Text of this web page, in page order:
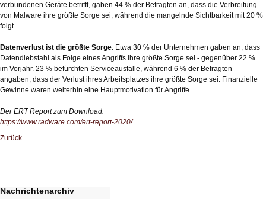
verbundenen Geräte betrifft, gaben 44 % der Befragten an, dass die Verbreitung
von Malware ihre größte Sorge sei, während die mangelnde Sichtbarkeit mit 20 %
folgt.
Datenverlust ist die größte Sorge: Etwa 30 % der Unternehmen gaben an, dass
Datendiebstahl als Folge eines Angriffs ihre größte Sorge sei - gegenüber 22 %
im Vorjahr. 23 % befürchten Serviceausfälle, während 6 % der Befragten
angaben, dass der Verlust ihres Arbeitsplatzes ihre größte Sorge sei. Finanzielle
Gewinne waren weiterhin eine Hauptmotivation für Angriffe.
Der ERT Report zum Download:
https://www.radware.com/ert-report-2020/
Zurück
Nachrichtenarchiv